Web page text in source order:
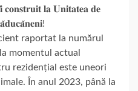
𝐥𝐚 𝐔𝐧𝐢𝐭𝐚𝐭𝐞𝐚 𝐝𝐞
raportat la numărul
momentul actual
rezidențial este uneori
În anul 2023, până la